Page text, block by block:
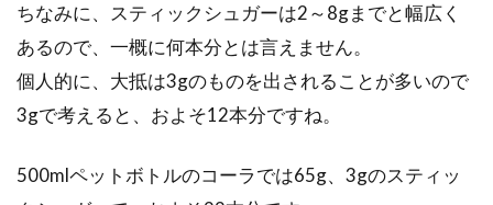
自宅への来客時、喫茶店や会社で、コーヒーや
ケーキを飲食する機会は、意外と多いですよ
ちなみに、スティックシュガーは2～8gまでと幅広く
あるので、一概に何本分とは言えません。
個人的に、大抵は3gのものを出されることが多いので
3gで考えると、およそ12本分ですね。
500mlペットボトルのコーラでは65g、3gのスティッ